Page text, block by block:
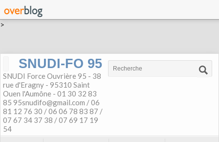
>
SNUDI-FO 95
SNUDI Force Ouvrière 95 - 38
rue d'Eragny - 95310 Saint
Ouen l'Aumône - 01 30 32 83
85 95snudifo@gmail.com / 06
81 12 76 30 / 06 06 78 83 87 /
07 67 34 37 38 / 07 69 17 19
54